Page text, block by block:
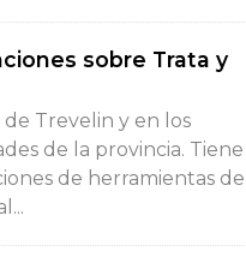
sobre Trata y
Trevelin y en los
de la provincia. Tiene
de herramientas de